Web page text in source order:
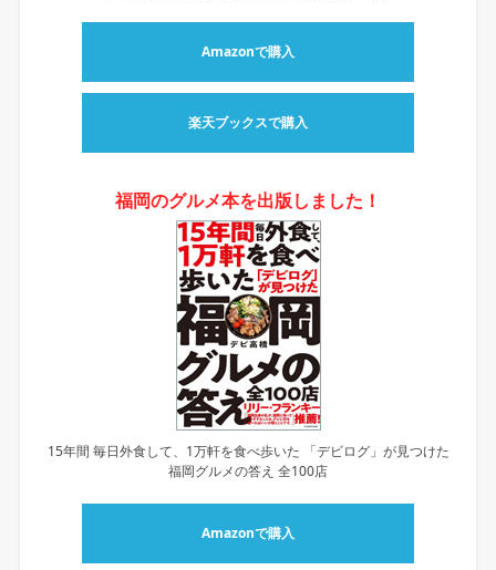
Amazonで購入
楽天ブックスで購入
福岡のグルメ本を出版しました！
15年間 毎日外食して、1万軒を食べ歩いた 「デビログ」が見つけた
福岡グルメの答え 全100店
Amazonで購入